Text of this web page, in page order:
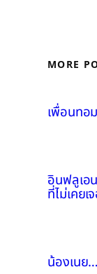
MORE
เพื่อนทอม
อินฟลูเอ
ที่ไม่เคยเ
น้องเนย